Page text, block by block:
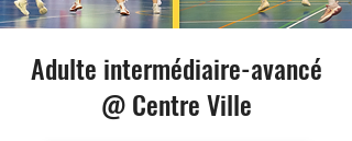
Adulte intermédiaire-avancé
@ Centre Ville